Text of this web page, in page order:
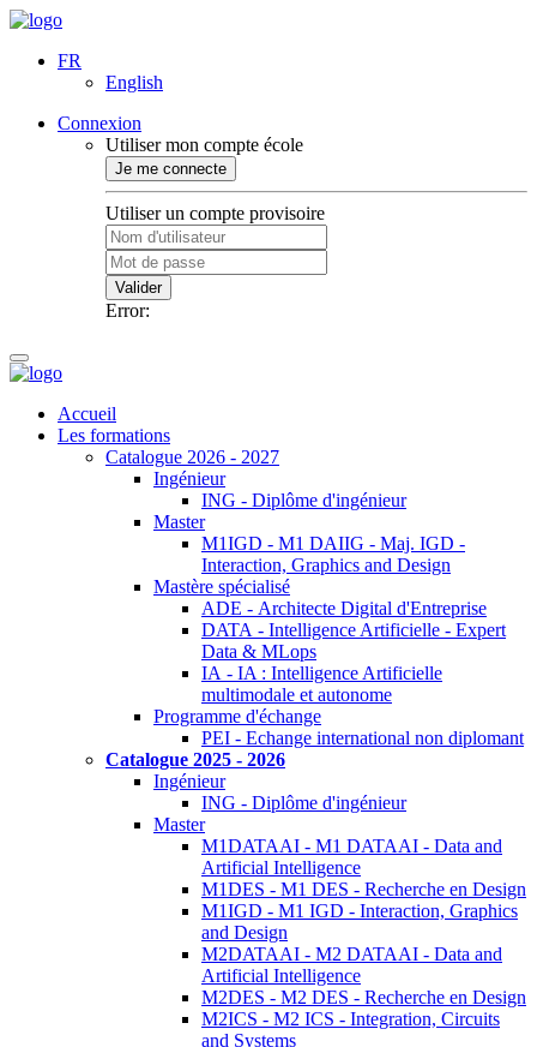
FR
English
Connexion
Utiliser mon compte école
Je me connecte
Utiliser un compte provisoire
Valider
Error:
Accueil
Les formations
Catalogue 2026 - 2027
Ingénieur
ING - Diplôme d'ingénieur
Master
M1IGD - M1 DAIIG - Maj. IGD -
Interaction, Graphics and Design
Mastère spécialisé
ADE - Architecte Digital d'Entreprise
DATA - Intelligence Artificielle - Expert
Data & MLops
IA - IA : Intelligence Artificielle
multimodale et autonome
Programme d'échange
PEI - Echange international non diplomant
Catalogue 2025 - 2026
Ingénieur
ING - Diplôme d'ingénieur
Master
M1DATAAI - M1 DATAAI - Data and
Artificial Intelligence
M1DES - M1 DES - Recherche en Design
M1IGD - M1 IGD - Interaction, Graphics
and Design
M2DATAAI - M2 DATAAI - Data and
Artificial Intelligence
M2DES - M2 DES - Recherche en Design
M2ICS - M2 ICS - Integration, Circuits
and Systems